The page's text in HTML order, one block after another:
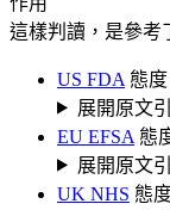
這樣判讀，是參考
US FDA 態
展開原文
EU EFSA 態
展開原文
UK NHS 態